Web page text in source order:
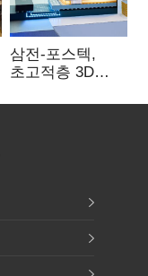
삼전-포스텍,
초고적층 3D
성능·전력효율